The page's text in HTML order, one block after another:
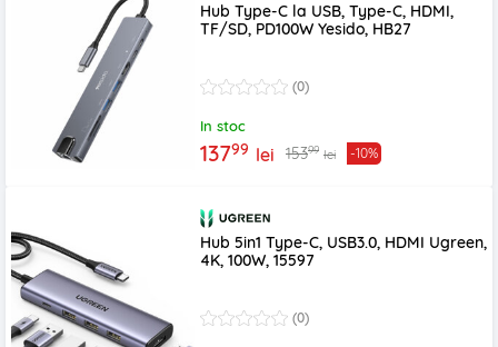
Hub Type-C la USB, Type-C, HDMI,
TF/SD, PD100W Yesido, HB27
(0)
In stoc
13799 lei 15399 lei -10%
Hub 5in1 Type-C, USB3.0, HDMI Ugreen,
4K, 100W, 15597
(0)